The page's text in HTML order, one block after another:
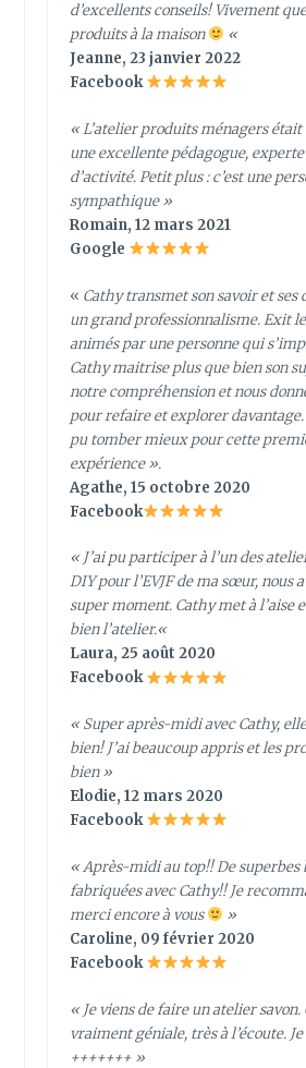
d’excellents conseils! Vivement
produits à la maison
«
Jeanne, 23 janvier 2022
Facebook
«L’atelier produits ménagers était
une excellente pédagogue,
d’activité. Petit plus : c’est une
sympathique»
Romain, 12 mars 2021
Google
« Cathy transmet son savoir et ses
un grand professionnalisme. Exit
animés par une personne qui
Cathy maitrise plus que bien son
notre compréhension et nous
pour refaire et explorer davantage.
pu tomber mieux pour cette
expérience ».
Agathe, 15 octobre 2020
Facebook
«J’ai pu participer à l’un des
DIY pour l’EVJF de ma sœur, nous
super moment. Cathy met à l’aise
bien l’atelier.«
Laura, 25 août 2020
Facebook
« Super après-midi avec Cathy,
bien! J’ai beaucoup appris et les
bien »
Elodie, 12 mars 2020
Facebook
« Après-midi au top!! De superbes
fabriquées avec Cathy!! Je
merci encore à vous
»
Caroline, 09 février 2020
Facebook
« Je viens de faire un atelier savon.
vraiment géniale, très à l’écoute.
+++++++ »